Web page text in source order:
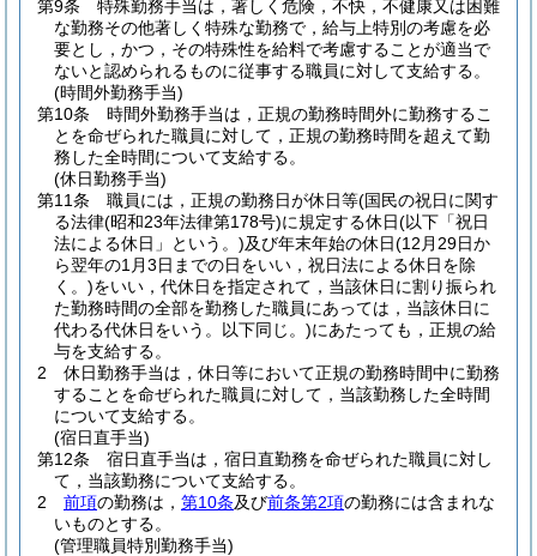
第9条
特殊勤務手当は，著しく危険，不快，不健康又は困難
な勤務その他著しく特殊な勤務で，給与上特別の考慮を必
要とし，かつ，その特殊性を給料で考慮することが適当で
ないと認められるものに従事する職員に対して支給する。
(時間外勤務手当)
第10条
時間外勤務手当は，正規の勤務時間外に勤務するこ
とを命ぜられた職員に対して，正規の勤務時間を超えて勤
務した全時間について支給する。
(休日勤務手当)
第11条
職員には，正規の勤務日が休日等(国民の祝日に関す
る法律(昭和23年法律第178号)に規定する休日(以下「祝日
法による休日」という。)及び年末年始の休日(12月29日か
ら翌年の1月3日までの日をいい，祝日法による休日を除
く。)をいい，代休日を指定されて，当該休日に割り振られ
た勤務時間の全部を勤務した職員にあっては，当該休日に
代わる代休日をいう。以下同じ。)にあたっても，正規の給
与を支給する。
2
休日勤務手当は，休日等において正規の勤務時間中に勤務
することを命ぜられた職員に対して，当該勤務した全時間
について支給する。
(宿日直手当)
第12条
宿日直手当は，宿日直勤務を命ぜられた職員に対し
て，当該勤務について支給する。
2
前項の勤務は， 第10条及び前条第2項の勤務には含まれな
いものとする。
(管理職員特別勤務手当)